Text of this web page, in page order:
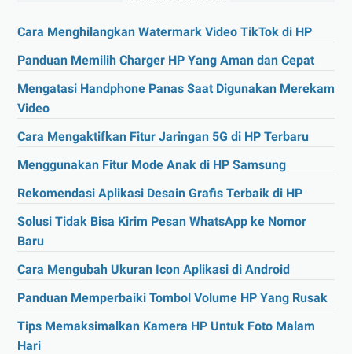
Cara Menghilangkan Watermark Video TikTok di HP
Panduan Memilih Charger HP Yang Aman dan Cepat
Mengatasi Handphone Panas Saat Digunakan Merekam
Video
Cara Mengaktifkan Fitur Jaringan 5G di HP Terbaru
Menggunakan Fitur Mode Anak di HP Samsung
Rekomendasi Aplikasi Desain Grafis Terbaik di HP
Solusi Tidak Bisa Kirim Pesan WhatsApp ke Nomor
Baru
Cara Mengubah Ukuran Icon Aplikasi di Android
Panduan Memperbaiki Tombol Volume HP Yang Rusak
Tips Memaksimalkan Kamera HP Untuk Foto Malam
Hari